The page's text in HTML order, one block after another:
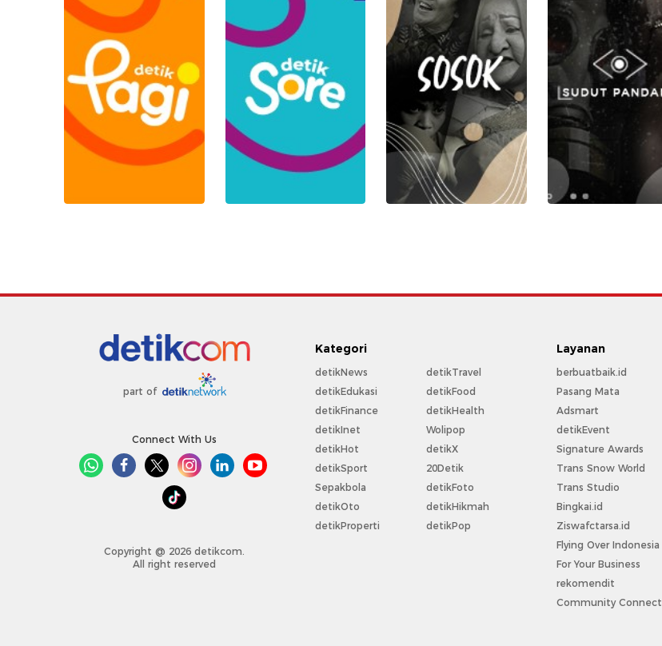
part of
Connect With Us
Copyright @ 2026 detikcom.
All right reserved
Kategori
detikNews
detikEdukasi
detikFinance
detikInet
detikHot
detikSport
Sepakbola
detikOto
detikProperti
detikTravel
detikFood
detikHealth
Wolipop
detikX
20Detik
detikFoto
detikHikmah
detikPop
Layanan
berbuatbaik.id
Pasang Mata
Adsmart
detikEvent
Signature Awards
Trans Snow World
Trans Studio
Bingkai.id
Ziswafctarsa.id
Flying Over Indonesia
For Your Business
rekomendit
Community Connect